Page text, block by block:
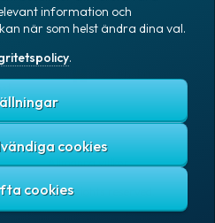
Allmänna villkor
AB. All rights reserved.
information och
när som helst ändra dina val.
.
cookies